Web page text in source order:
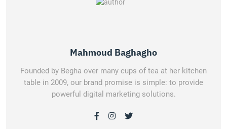
Mahmoud Baghagho
Founded by Begha over many cups of tea at her kitchen
table in 2009, our brand promise is simple: to provide
powerful digital marketing solutions.